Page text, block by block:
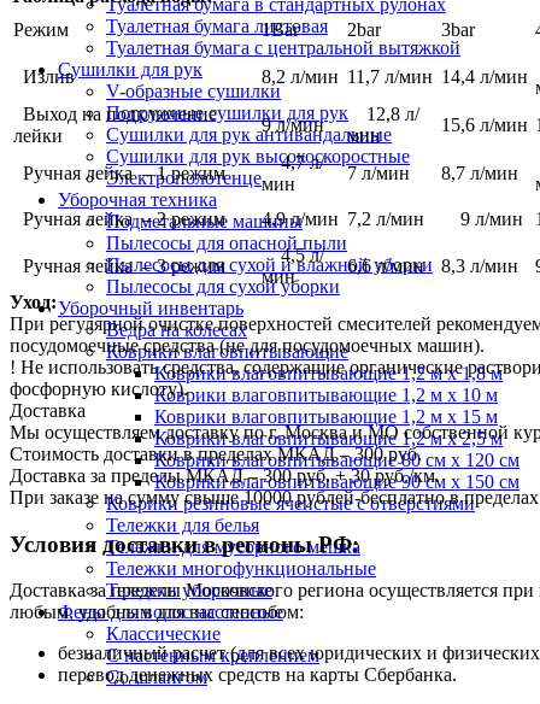
Туалетная бумага в стандартных рулонах
Туалетная бумага листовая
Туалетная бумага с центральной вытяжкой
Сушилки для рук
V-образные сушилки
Погружные сушилки для рук
Сушилки для рук антивандальные
Сушилки для рук высокоскоростные
Электрополотенце
Уборочная техника
Подметальные машины
Пылесосы для опасной пыли
Пылесосы для сухой и влажной уборки
Пылесосы для сухой уборки
Уборочный инвентарь
Ведра на колесах
Коврики влаговпитывающие
Коврики влаговпитывающие 1,2 м х 1,8 м
Коврики влаговпитывающие 1,2 м х 10 м
Коврики влаговпитывающие 1,2 м х 15 м
Коврики влаговпитывающие 1,2 м х 2,5 м
Коврики влаговпитывающие 80 см х 120 см
Коврики влаговпитывающие 90 см х 150 см
Коврики резиновые ячеистые с отверстиями
Тележки для белья
Тележки для мусорного мешка
Тележки многофункциональные
Тележки уборочные
Фены для волос настенные
Классические
С настенным креплением
Со шлангом
Режим
1Bar 2bar 3bar
Излив 8,2 л/мин 11,7 л/мин 14,4 л/мин
Выход на подключение
лейки
9 л/мин
12,8 л/
мин
15,6 л/мин
Ручная лейка – 1 режим
4,7 л/
мин
7 л/мин 8,7 л/мин
Ручная лейка – 2 режим 4,9 л/мин 7,2 л/мин 9 л/мин
Ручная лейка – 3 режим
4,5 л/
мин
6,6 л/мин 8,3 л/мин
Уход:
При регулярной очистке поверхностей смесителей
посудомоечные средства (не для посудомоечных машин).
! Не использовать средства, содержащие органические
фосфорную кислоту).
Доставка
Мы осуществляем доставку по г. Москва и МО собственной
Стоимость доставки в пределах МКАД – 300 руб.
Доставка за пределы МКАД – 300 руб. + 30 руб./км.
При заказе на сумму свыше 10000 рублей-бесплатно в
Условия доставки в регионы РФ:
Доставка за пределы Московского региона осуществляется
любым, удобным для вас способом:
безналичный расчет (для всех юридических и
перевод денежных средств на карты Сбербанка.